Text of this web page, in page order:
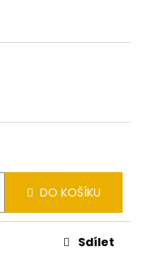
DO KOŠÍKU
Sdílet